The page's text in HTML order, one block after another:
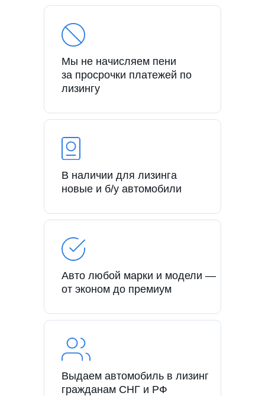
Мы не начисляем пени
за просрочки платежей по
лизингу
В наличии для лизинга
новые и б/у автомобили
Авто любой марки и модели —
от эконом до премиум
Выдаем автомобиль в лизинг
гражданам СНГ и РФ